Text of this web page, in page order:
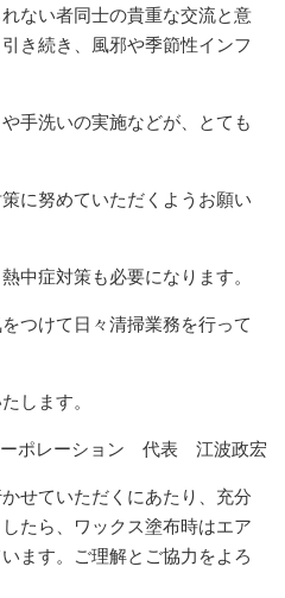
ない者同士の貴重な交流と意
き続き、風邪や季節性インフ
手洗いの実施などが、とても
に努めていただくようお願い
中症対策も必要になります。
つけて日々清掃業務を行って
します。
ポレーション 代表 江波政宏
せていただくにあたり、充分
たら、ワックス塗布時はエア
ます。ご理解とご協力をよろ